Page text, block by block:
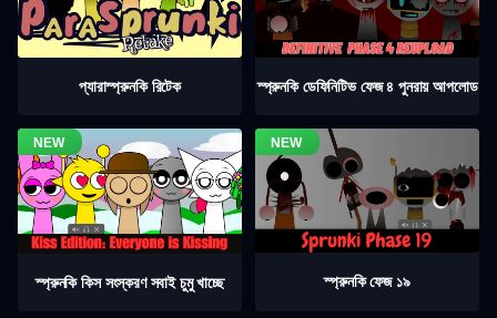
প্যারাস্প্রুনকি রিটেক স্প্রুনকি ডেফিনিটিভ ফেজ ৪ পুনরায় আপলোড
স্প্রুনকি কিস সংস্করণ সবাই চুমু খাচ্ছে স্প্রুনকি ফেজ ১৯